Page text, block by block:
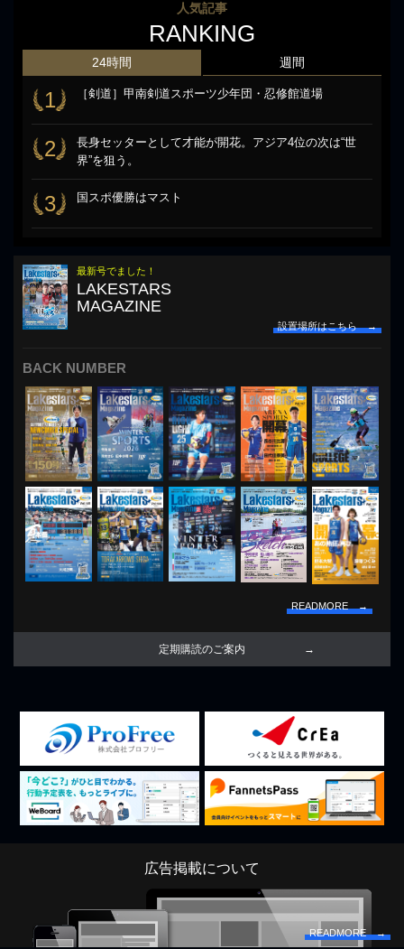
人気記事
RANKING
24時間
1 ［剣道］甲南剣道スポーツ少年団・忍修館道場
2
長身セッターとして才能が開花。アジア4位の次は“世
界”を狙う。
3 国スポ優勝はマスト
週間
最新号でました！
LAKESTARS
MAGAZINE
設置場所はこちら →
BACK NUMBER
READMORE →
定期購読のご案内
広告掲載について
READMORE →